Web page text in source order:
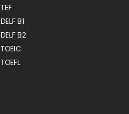
TEF
DELF B1
DELF B2
TOEIC
TOEFL